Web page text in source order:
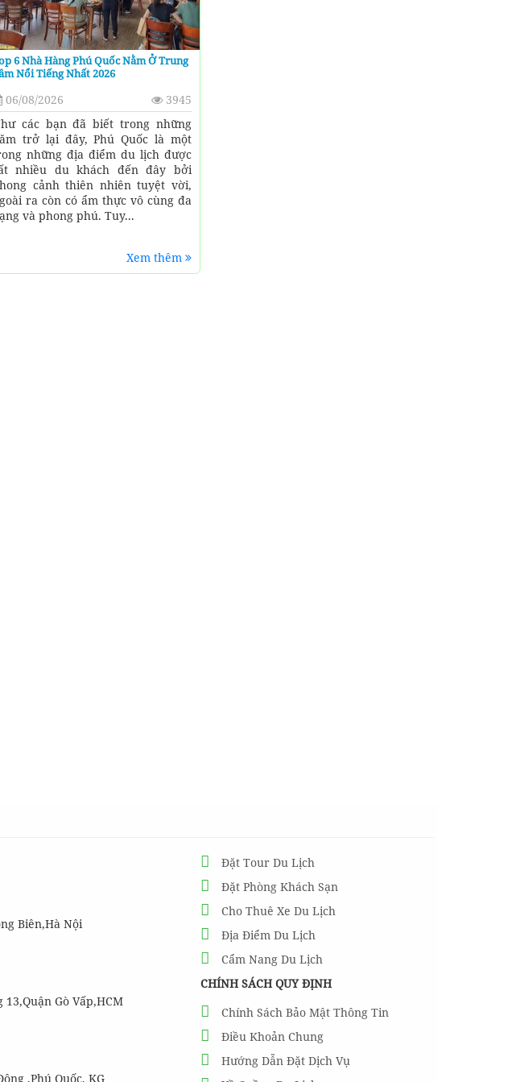
6 Nhà Hàng Phú Quốc Nằm Ở Trung
Nổi Tiếng Nhất 2026
06/08/2026
3945
các bạn đã biết trong những
trở lại đây, Phú Quốc là một
những địa điểm du lịch được
nhiều du khách đến đây bởi
cảnh thiên nhiên tuyệt vời,
ra còn có ẩm thực vô cùng đa
và phong phú. Tuy...
Xem thêm
Biên,Hà Nội
Gò Vấp,HCM
,Phú Quốc, KG
Đặt Tour Du Lịch
Đặt Phòng Khách Sạn
Cho Thuê Xe Du Lịch
Địa Điểm Du Lịch
Cẩm Nang Du Lịch
CHÍNH SÁCH QUY ĐỊNH
Chính Sách Bảo Mật Thông Tin
Điều Khoản Chung
Hướng Dẫn Đặt Dịch Vụ